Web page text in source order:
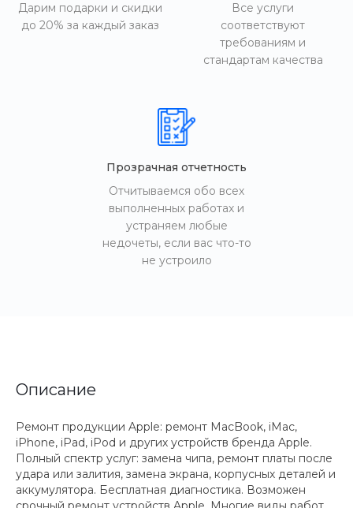
Дарим подарки и скидки
до 20% за каждый заказ
Все услуги
соответствуют
требованиям и
стандартам качества
Прозрачная отчетность
Отчитываемся обо всех
выполненных работах и
устраняем любые
недочеты, если вас что-то
не устроило
Описание
Ремонт продукции Apple: ремонт MacBook, iMac,
iPhone, iPad, iPod и других устройств бренда Apple.
Полный спектр услуг: замена чипа, ремонт платы после
удара или залития, замена экрана, корпусных деталей и
аккумулятора. Бесплатная диагностика. Возможен